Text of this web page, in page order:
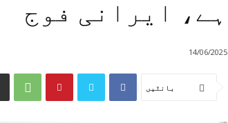
ہے، ایرانی فوج
14/06/2025
بانٹیں